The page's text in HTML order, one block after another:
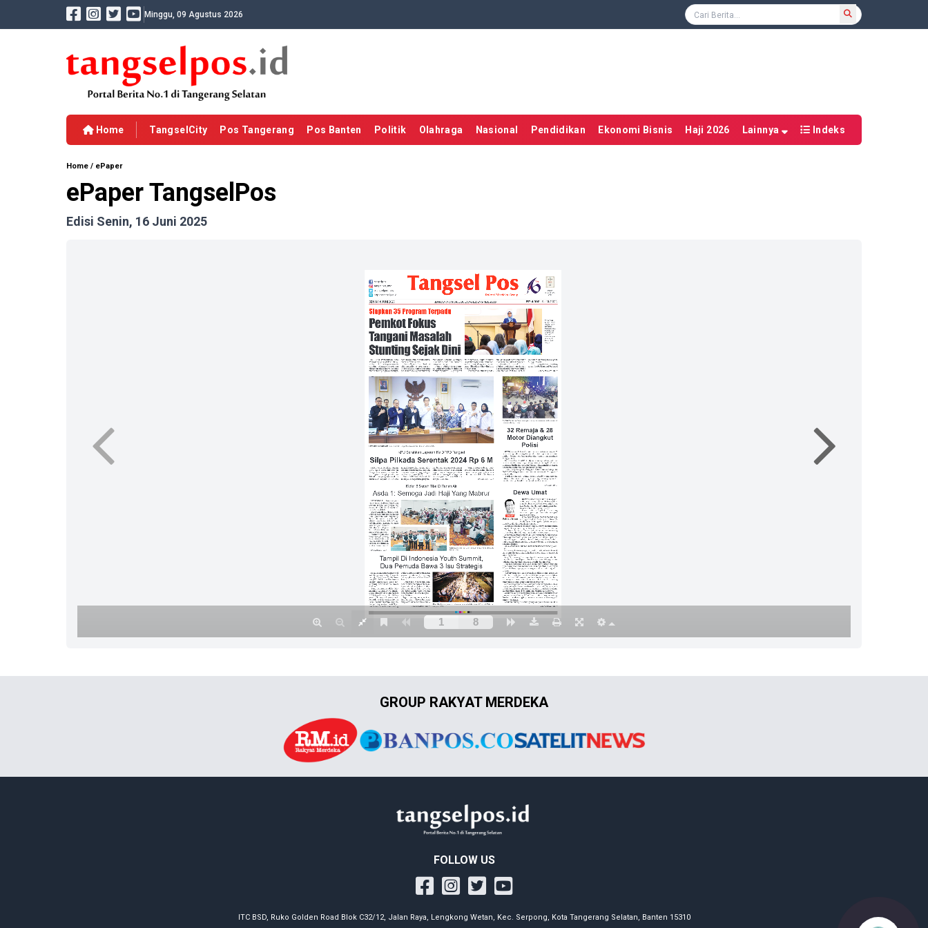
Minggu, 09 Agustus 2026
Home TangselCity Pos Tangerang Pos Banten Politik Olahraga Nasional Pendidikan Ekonomi Bisnis Haji 2026 Lainnya Indeks
Home / ePaper
ePaper TangselPos
Edisi Senin, 16 Juni 2025
GROUP RAKYAT MERDEKA
FOLLOW US
ITC BSD, Ruko Golden Road Blok C32/12, Jalan Raya, Lengkong Wetan, Kec. Serpong, Kota Tangerang Selatan, Banten 15310